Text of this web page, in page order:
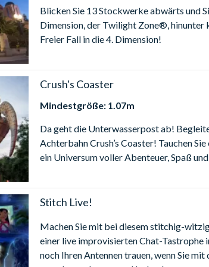
Auf- und Abfahrten steigt.
Familie
Schrumpfen Sie auf die Größe von Rémy und
in Sicherheit. Rémy und seine Freunde haben
entdeckt werden...
Rekrutieren Sie Ihre Kleinen für diese
Befehle und machen Sie sich bereit für einen
überdimensionaler grüner Spielzeugsoldaten.
Blicken Sie 13 Stockwerke abwärts und
Dimension, der Twilight Zone®,
Freier Fall in die 4. Dimension!
Crush's Coaster
Mindestgröße: 1.07m
Da geht die Unterwasserpost ab!
Achterbahn Crush’s Coaster! Tauchen
ein Universum voller Abenteuer, Spaß
Stitch Live!
Machen Sie mit bei diesem stitchig-
einer live improvisierten Chat-Tastrophe
noch Ihren Antennen trauen, wenn Sie